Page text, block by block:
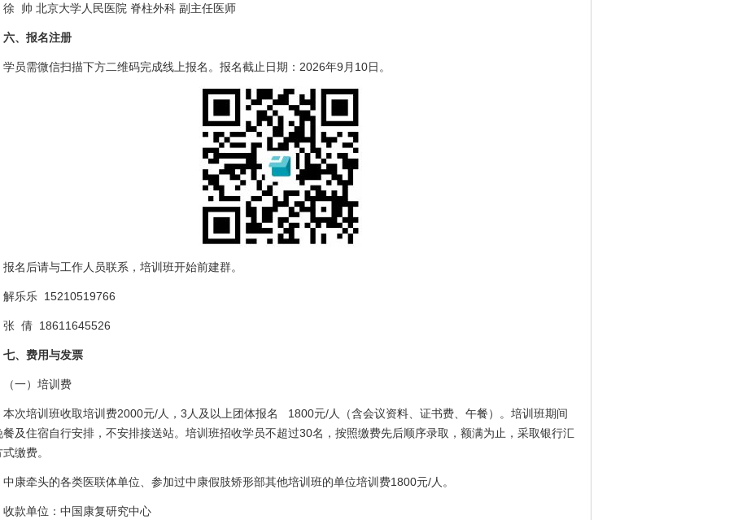
徐 帅 北京大学人民医院 脊柱外科 副主任医师
六、报名注册
学员需微信扫描下方二维码完成线上报名。报名截止日期：2026年9月10日。
报名后请与工作人员联系，培训班开始前建群。
解乐乐 15210519766
张 倩 18611645526
七、费用与发票
（一）培训费
本次培训班收取培训费2000元/人，3人及以上团体报名 1800元/人（含会议资料、证书费、午餐）。培训班期间
餐及住宿自行安排，不安排接送站。培训班招收学员不超过30名，按照缴费先后顺序录取，额满为止，采取银行汇
缴费。
中康牵头的各类医联体单位、参加过中康假肢矫形部其他培训班的单位培训费1800元/人。
收款单位：中国康复研究中心